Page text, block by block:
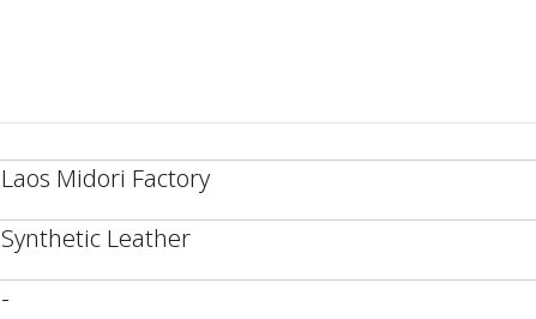
Laos Midori Factory
Synthetic Leather
-